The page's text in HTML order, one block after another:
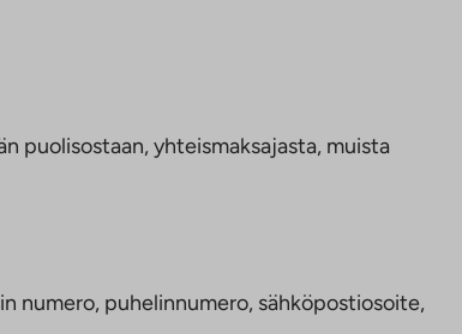
puolisostaan, yhteismaksajasta, muista
numero, puhelinnumero, sähköpostiosoite,